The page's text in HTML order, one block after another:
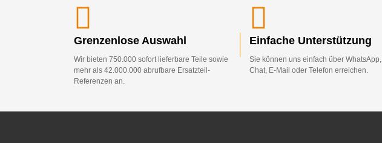
Grenzenlose Auswahl
Wir bieten 750.000 sofort lieferbare Teile sowie
mehr als 42.000.000 abrufbare Ersatzteil-
Referenzen an.
Einfache Unterstützung
Sie können uns einfach über WhatsApp,
Chat, E-Mail oder Telefon erreichen.